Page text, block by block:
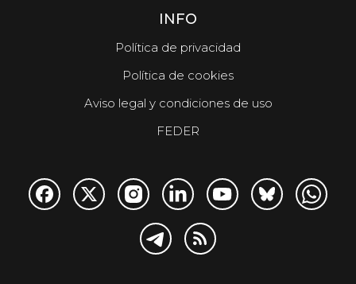
INFO
Política de privacidad
Política de cookies
Aviso legal y condiciones de uso
FEDER